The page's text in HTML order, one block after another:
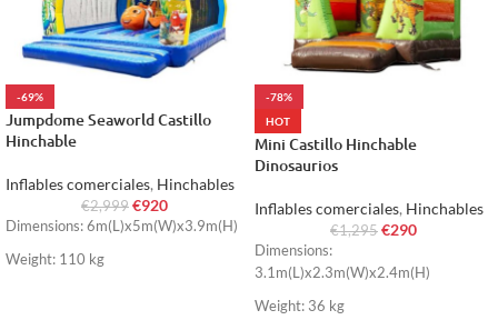
-69%
Jumpdome Seaworld Castillo
Hinchable
Inflables comerciales, Hinchables
€2,999 €920
Dimensions: 6m(L)x5m(W)x3.9m(H)
Weight: 110 kg
-78%
HOT
Mini Castillo Hinchable
Dinosaurios
Inflables comerciales, Hinchables
€1,295 €290
Dimensions:
3.1m(L)x2.3m(W)x2.4m(H)
Weight: 36 kg